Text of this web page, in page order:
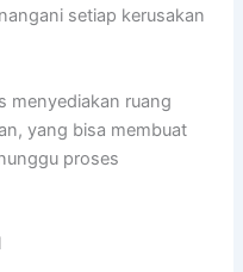
setiap kerusakan
menyediakan ruang
yang bisa membuat
proses